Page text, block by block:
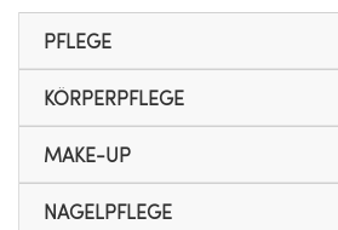
PFLEGE
KÖRPERPFLEGE
MAKE-UP
NAGELPFLEGE